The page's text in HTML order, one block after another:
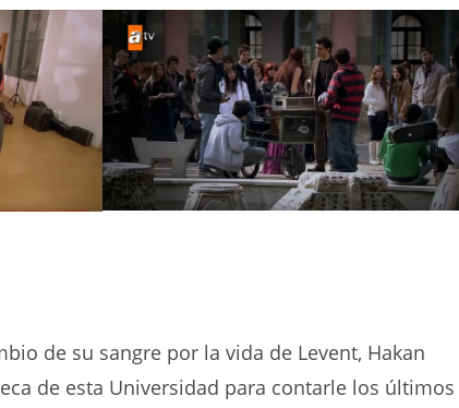
de su sangre por la vida de Levent, Hakan
de esta Universidad para contarle los últimos